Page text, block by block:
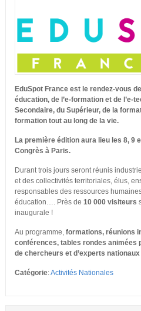
EduSpot France est le rendez-vous
éducation, de l’e-formation et de l’e-
Secondaire, du Supérieur, de la
formation tout au long de la vie.
La première édition aura lieu les 8, 9
Congrès à Paris.
Durant trois jours seront réunis
et des collectivités territoriales, élus,
responsables des ressources
éducation…. Près de 10 000 visiteurs
inaugurale !
Au programme, formations, réunions
conférences, tables rondes animées
de chercheurs et d’experts
Catégorie:Activités Nationales